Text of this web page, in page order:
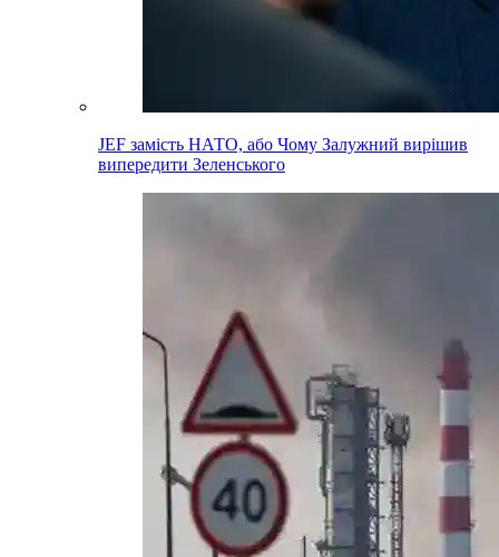
JEF замість НАТО, або Чому Залужний вирішив
випередити Зеленського